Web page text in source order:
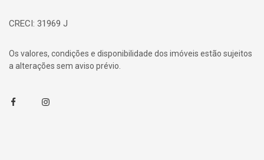
CRECI: 31969 J
Os valores, condições e disponibilidade dos imóveis estão sujeitos
a alterações sem aviso prévio.
FacebookInstagram